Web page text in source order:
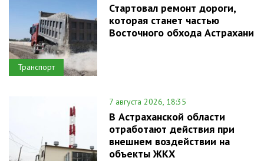
Транспорт
Стартовал ремонт дороги,
которая станет частью
Восточного обхода Астрахани
7 августа 2026, 18:35
В Астраханской области
отработают действия при
внешнем воздействии на
объекты ЖКХ